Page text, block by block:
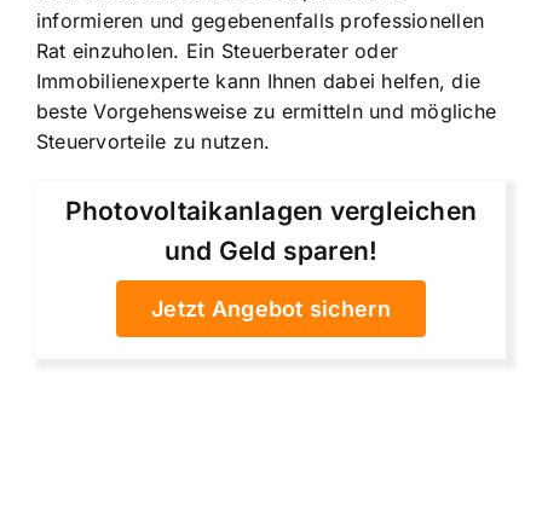
informieren und gegebenenfalls professionellen
Rat einzuholen. Ein Steuerberater oder
Immobilienexperte kann Ihnen dabei helfen, die
beste Vorgehensweise zu ermitteln und mögliche
Steuervorteile zu nutzen.
Photovoltaikanlagen vergleichen
und Geld sparen!
Jetzt Angebot sichern